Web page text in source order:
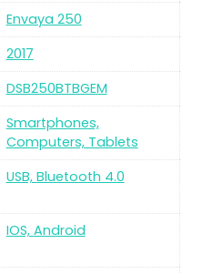
Envaya 250
2017
DSB250BTBGEM
Smartphones,
Computers, Tablets
USB, Bluetooth 4.0
IOS, Android